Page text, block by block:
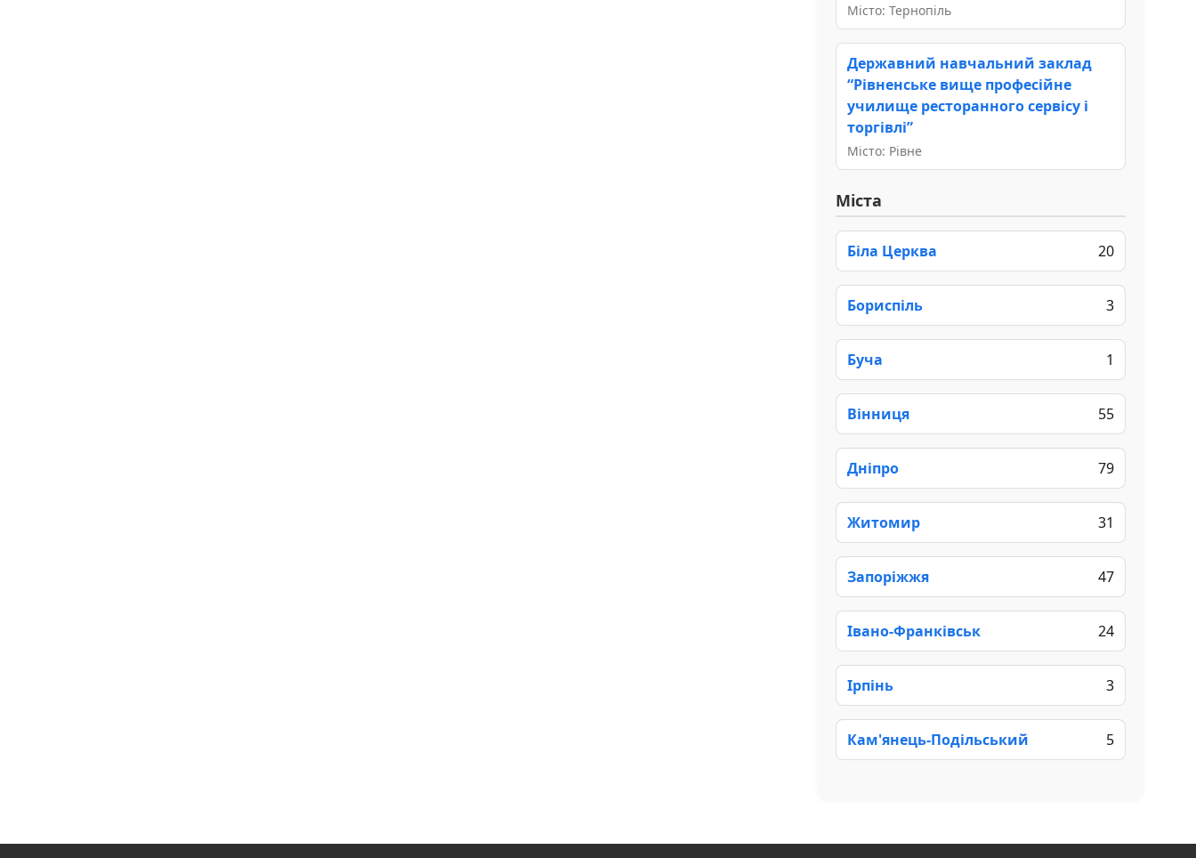
Місто: Тернопіль
Державний навчальний заклад
“Рівненське вище професійне
училище ресторанного сервісу і
торгівлі”
Місто: Рівне
Міста
Біла Церква 20
Бориспіль 3
Буча 1
Вінниця 55
Дніпро 79
Житомир 31
Запоріжжя 47
Івано-Франківськ 24
Ірпінь 3
Кам'янець-Подільський 5